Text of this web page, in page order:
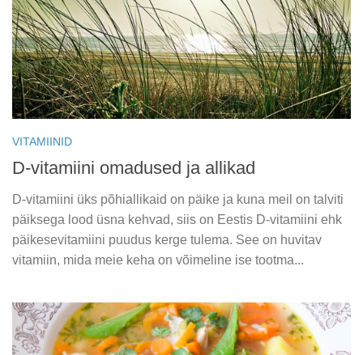
VITAMIINID
D-vitamiini omadused ja allikad
D-vitamiini üks põhiallikaid on päike ja kuna meil on talviti
päiksega lood üsna kehvad, siis on Eestis D-vitamiini ehk
päikesevitamiini puudus kerge tulema. See on huvitav
vitamiin, mida meie keha on võimeline ise tootma...